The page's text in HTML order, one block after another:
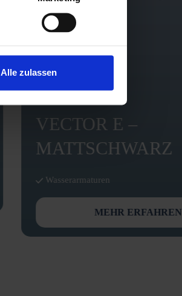
Alle zulassen
VECTOR E –
MATTSCHWARZ
Wasserarmaturen
MEHR ERFAHREN